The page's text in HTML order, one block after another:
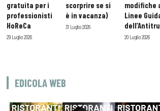
gratuita per i
professionisti
HoReCa
29 Luglio 2026
scorprire se si
è in vacanza)
31 Luglio 2026
modifiche
Linee
20 Luglio 2026
EDICOLA WEB